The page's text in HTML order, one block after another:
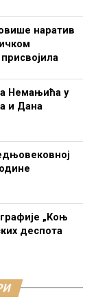
наратив
Немањића у
и Дана
„Коњ
деспота